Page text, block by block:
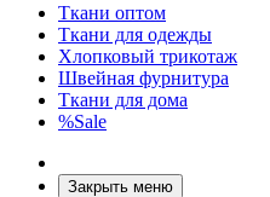
Ткани оптом
Ткани для одежды
Хлопковый трикотаж
Швейная фурнитура
Ткани для дома
%Sale
Закрыть меню